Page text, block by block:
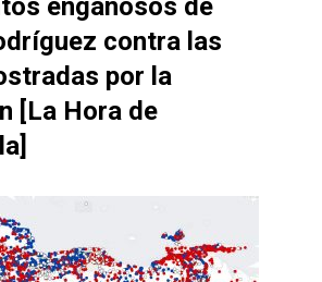
engañosos de
contra las
por la
[La Hora de